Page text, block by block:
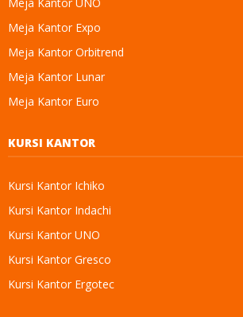
Meja Kantor Expo
Meja Kantor Orbitrend
Meja Kantor Lunar
Meja Kantor Euro
KURSI KANTOR
Kursi Kantor Ichiko
Kursi Kantor Indachi
Kursi Kantor UNO
Kursi Kantor Gresco
Kursi Kantor Ergotec